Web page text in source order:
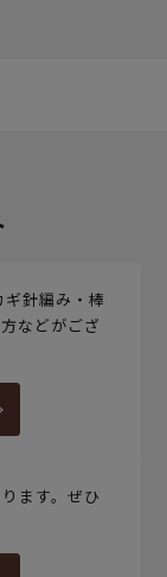
針編み・棒
などがござ
ます。ぜひ